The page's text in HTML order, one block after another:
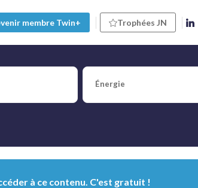
membre Twin+ Trophées JN
Gerhard Kreß, senior vice-Président
à ce contenu. C'est gratuit !
Énergie